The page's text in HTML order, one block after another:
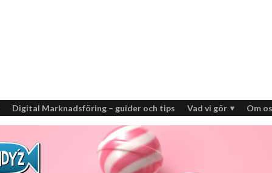
Digital Marknadsföring – guider och tips Vad vi gör Om